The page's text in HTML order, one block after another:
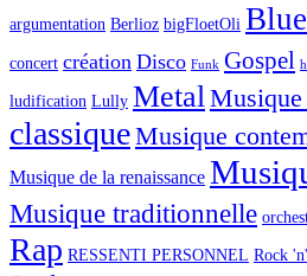
argumentation Berlioz bigFloetOli
concert création Disco Funk Gospel
ludification Lully MetalMusique
classiqueMusique
Musique de la renaissance
Musique traditionnelle
Rap RESSENTI PERSONNEL Rock